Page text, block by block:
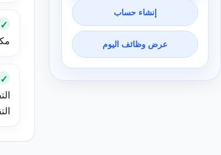
إنشاء حساب
عرض وظائف اليوم